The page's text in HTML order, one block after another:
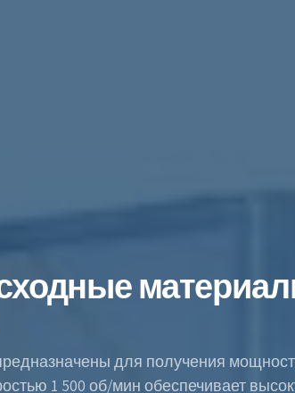
для получения
1 500 об/мин обеспечивает